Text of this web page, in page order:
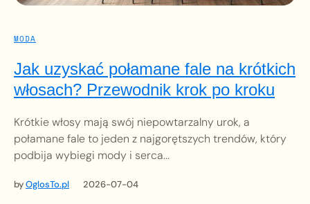
MODA
Jak uzyskać połamane fale na krótkich
włosach? Przewodnik krok po kroku
Krótkie włosy mają swój niepowtarzalny urok, a
połamane fale to jeden z najgorętszych trendów, który
podbija wybiegi mody i serca...
byOglosTo.pl 2026-07-04